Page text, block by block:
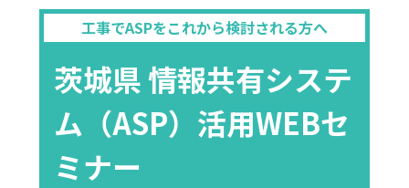
工事でASPをこれから検討される方へ
茨城県 情報共有システ
ム（ASP）活用WEBセ
ミナー